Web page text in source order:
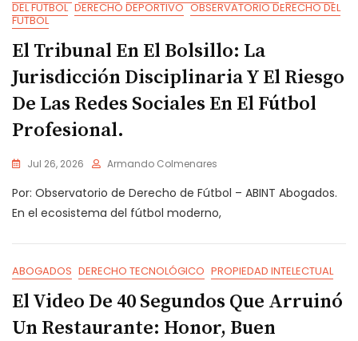
DEL FUTBOL DERECHO DEPORTIVO OBSERVATORIO DERECHO DEL
FUTBOL
El Tribunal En El Bolsillo: La
Jurisdicción Disciplinaria Y El Riesgo
De Las Redes Sociales En El Fútbol
Profesional.
Jul 26, 2026 Armando Colmenares
Por: Observatorio de Derecho de Fútbol – ABINT Abogados.
En el ecosistema del fútbol moderno,
ABOGADOS DERECHO TECNOLÓGICO PROPIEDAD INTELECTUAL
El Video De 40 Segundos Que Arruinó
Un Restaurante: Honor, Buen